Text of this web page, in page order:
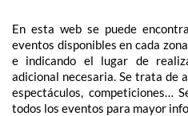
En esta web se puede
eventos disponibles en cada
e indicando el lugar de
adicional necesaria. Se trata de
espectáculos, competiciones…
todos los eventos para mayor